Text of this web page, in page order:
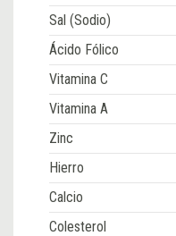
Sal (Sodio)
Ácido Fólico
Vitamina C
Vitamina A
Zinc
Hierro
Calcio
Colesterol